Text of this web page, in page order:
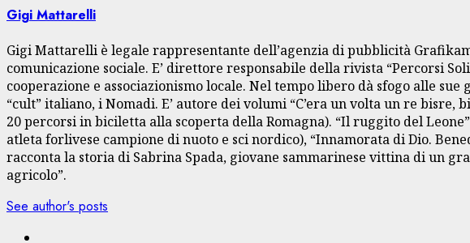
Gigi Mattarelli
Gigi Mattarelli è legale rappresentante dell’agenzia di pubblicità
comunicazione sociale. E’ direttore responsabile della rivista “Percorsi
cooperazione e associazionismo locale. Nel tempo libero dà sfogo alle
“cult” italiano, i Nomadi. E’ autore dei volumi “C’era un volta un re
20 percorsi in biciletta alla scoperta della Romagna). “Il ruggito del
atleta forlivese campione di nuoto e sci nordico), “Innamorata di Dio.
racconta la storia di Sabrina Spada, giovane sammarinese vittina di un
agricolo”.
See author's posts